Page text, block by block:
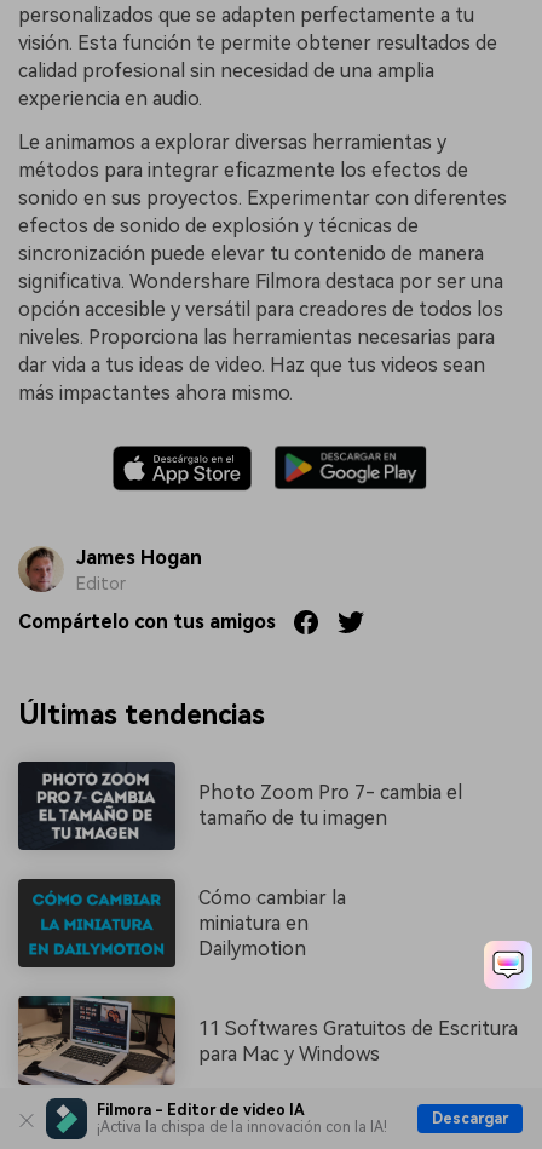
Filmora - Editor de video IA
¡Activa la chispa de la innovación con la IA!
Descargar
personalizados que se adapten perfectamente a tu
visión. Esta función te permite obtener resultados de
calidad profesional sin necesidad de una amplia
experiencia en audio.
Le animamos a explorar diversas herramientas y
métodos para integrar eficazmente los efectos de
sonido en sus proyectos. Experimentar con diferentes
efectos de sonido de explosión y técnicas de
sincronización puede elevar tu contenido de manera
significativa. Wondershare Filmora destaca por ser una
opción accesible y versátil para creadores de todos los
niveles. Proporciona las herramientas necesarias para
dar vida a tus ideas de video. Haz que tus videos sean
más impactantes ahora mismo.
James Hogan
Editor
Compártelo con tus amigos
Últimas tendencias
Photo Zoom Pro 7- cambia el
tamaño de tu imagen
Cómo cambiar la
miniatura en
Dailymotion
11 Softwares Gratuitos de Escritura
para Mac y Windows